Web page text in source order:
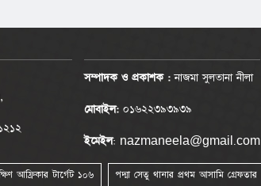
সম্পাদক ও প্রকাশক :নাজমা সুলতানা নীলা
মোবাইল: ০১৬২২৩৯৩৯৩৯
ইমেইল: nazmaneela@gmail.com
পদ্মা সেতু থানার প্রথম আসামি গ্রেফতার
আফ্রিকার টার্গেট ১০৬